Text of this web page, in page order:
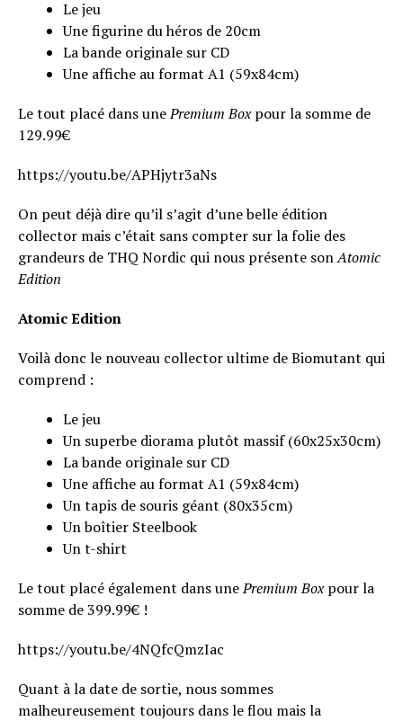
Le jeu
Une figurine du héros de 20cm
La bande originale sur CD
Une affiche au format A1 (59x84cm)
Le tout placé dans unePremium Boxpour la somme de
129.99€
https://youtu.be/APHjytr3aNs
On peut déjà dire qu’il s’agit d’une belle édition
collector mais c’était sans compter sur la folie des
grandeurs de THQ Nordic qui nous présente sonAtomic
Edition
Atomic Edition
Voilà donc le nouveau collector ultime de Biomutant qui
comprend :
Le jeu
Un superbe diorama plutôt massif (60x25x30cm)
La bande originale sur CD
Une affiche au format A1 (59x84cm)
Un tapis de souris géant (80x35cm)
Un boîtier Steelbook
Un t-shirt
Le tout placé également dans unePremium Boxpour la
somme de 399.99€ !
https://youtu.be/4NQfcQmzIac
Quant à la date de sortie, nous sommes
malheureusement toujours dans le flou mais la